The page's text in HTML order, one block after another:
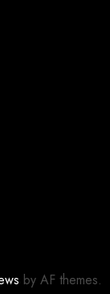
by AF themes.